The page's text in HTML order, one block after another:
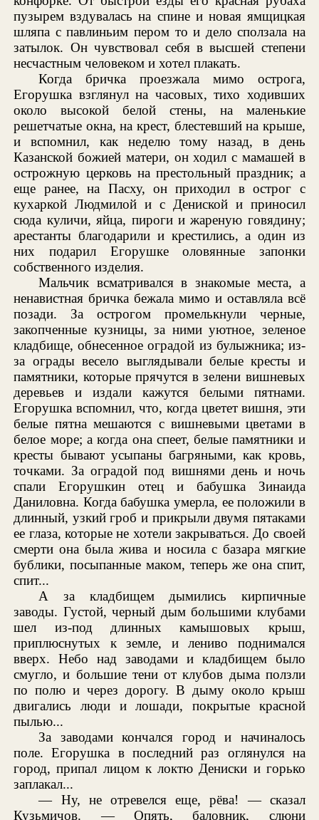
пузырем вздувалась на спине и новая ямщицкая
шляпа с павлиньим пером то и дело сползала на
затылок. Он чувствовал себя в высшей степени
несчастным человеком и хотел плакать.
Когда бричка проезжала мимо острога,
Егорушка взглянул на часовых, тихо ходивших
около высокой белой стены, на маленькие
решетчатые окна, на крест, блестевший на крыше,
и вспомнил, как неделю тому назад, в день
Казанской божией матери, он ходил с мамашей в
острожную церковь на престольный праздник; а
еще ранее, на Пасху, он приходил в острог с
кухаркой Людмилой и с Дениской и приносил
сюда куличи, яйца, пироги и жареную говядину;
арестанты благодарили и крестились, а один из
них подарил Егорушке оловянные запонки
собственного изделия.
Мальчик всматривался в знакомые места, а
ненавистная бричка бежала мимо и оставляла всё
позади. За острогом промелькнули черные,
закопченные кузницы, за ними уютное, зеленое
кладбище, обнесенное оградой из булыжника; из-
за ограды весело выглядывали белые кресты и
памятники, которые прячутся в зелени вишневых
деревьев и издали кажутся белыми пятнами.
Егорушка вспомнил, что, когда цветет вишня, эти
белые пятна мешаются с вишневыми цветами в
белое море; а когда она спеет, белые памятники и
кресты бывают усыпаны багряными, как кровь,
точками. За оградой под вишнями день и ночь
спали Егорушкин отец и бабушка Зинаида
Даниловна. Когда бабушка умерла, ее положили в
длинный, узкий гроб и прикрыли двумя пятаками
ее глаза, которые не хотели закрываться. До своей
смерти она была жива и носила с базара мягкие
бублики, посыпанные маком, теперь же она спит,
спит...
А за кладбищем дымились кирпичные
заводы. Густой, черный дым большими клубами
шел из-под длинных камышовых крыш,
приплюснутых к земле, и лениво поднимался
вверх. Небо над заводами и кладбищем было
смугло, и большие тени от клубов дыма ползли
по полю и через дорогу. В дыму около крыш
двигались люди и лошади, покрытые красной
пылью...
За заводами кончался город и начиналось
поле. Егорушка в последний раз оглянулся на
город, припал лицом к локтю Дениски и горько
заплакал...
— Ну, не отревелся еще, рёва! — сказал
Кузьмичов. — Опять, баловник, слюни